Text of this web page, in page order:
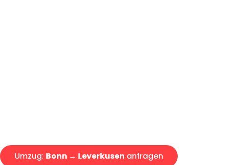
Umzug: Bonn → Leverkusen anfragen